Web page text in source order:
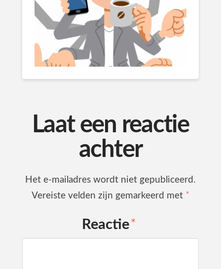
Laat een reactie
achter
Het e-mailadres wordt niet gepubliceerd.
Vereiste velden zijn gemarkeerd met *
Reactie*